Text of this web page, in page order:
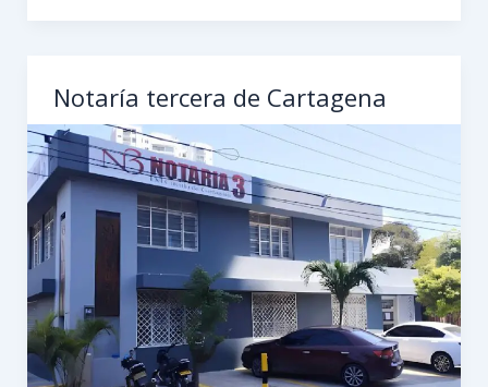
Notaría tercera de Cartagena